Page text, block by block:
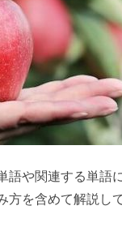
や関連する単語
を含めて解説して